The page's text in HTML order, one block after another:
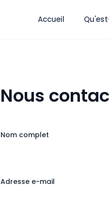
Accueil
Nous
Nom complet
Adresse e-mail